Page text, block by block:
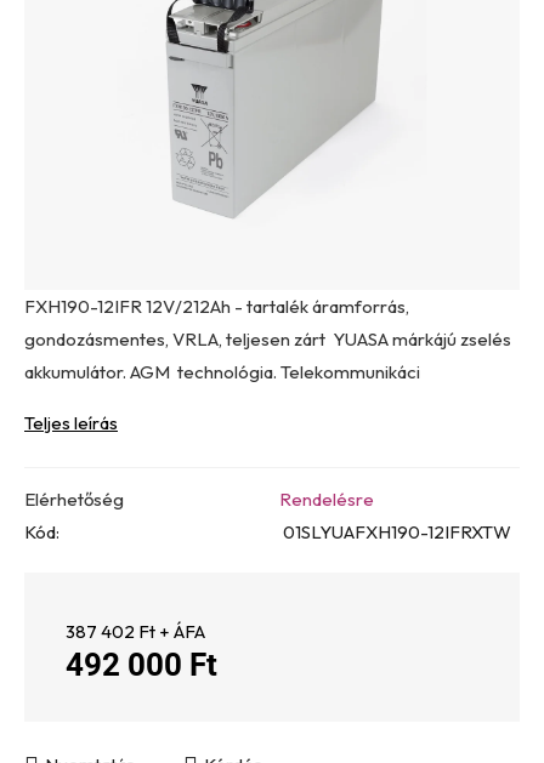
FXH190-12IFR 12V/212Ah - tartalék áramforrás,
gondozásmentes, VRLA, teljesen zárt YUASA márkájú zselés
akkumulátor. AGM technológia. Telekommunikáci
Teljes leírás
Elérhetőség
Rendelésre
Kód:
01SLYUAFXH190-12IFRXTW
387 402 Ft + ÁFA
492 000 Ft